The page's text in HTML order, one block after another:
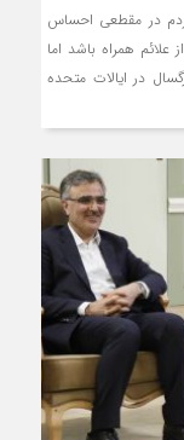
در مقطعی احساس
همراه باشد اما
گاه، بیش از ۴۰ میلیون بزرگسال در ایالات متحده